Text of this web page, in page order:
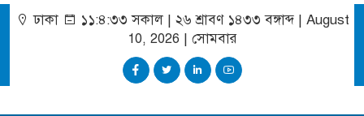
ঢাকা ১১:৪:৩৪ সকাল| ২৬ শ্রাবণ ১৪৩৩ বঙ্গাব্দ | August
10, 2026 | সোমবার